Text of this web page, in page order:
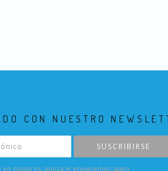
CON NUESTRO
SUSCRIBIRSE
nosotros, nunca le enviaremos spam